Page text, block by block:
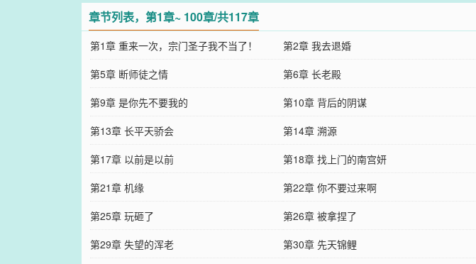
章节列表，第1章~ 100章/共117章
第1章 重来一次，宗门圣子我不当了！ 第2章 我去退婚
第5章 断师徒之情
第6章 长老殿
第9章 是你先不要我的
第10章 背后的阴谋
第13章 长平天骄会
第14章 溯源
第17章 以前是以前
第18章 找上门的南宫妍
第21章 机缘
第22章 你不要过来啊
第25章 玩砸了
第26章 被拿捏了
第29章 失望的浑老
第30章 先天锦鲤